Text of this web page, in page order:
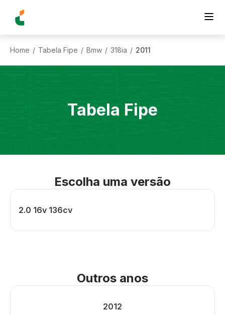
Home / Tabela Fipe / Bmw / 318ia / 2011
Tabela Fipe
Escolha uma versão
2.0 16v 136cv
Outros anos
2012